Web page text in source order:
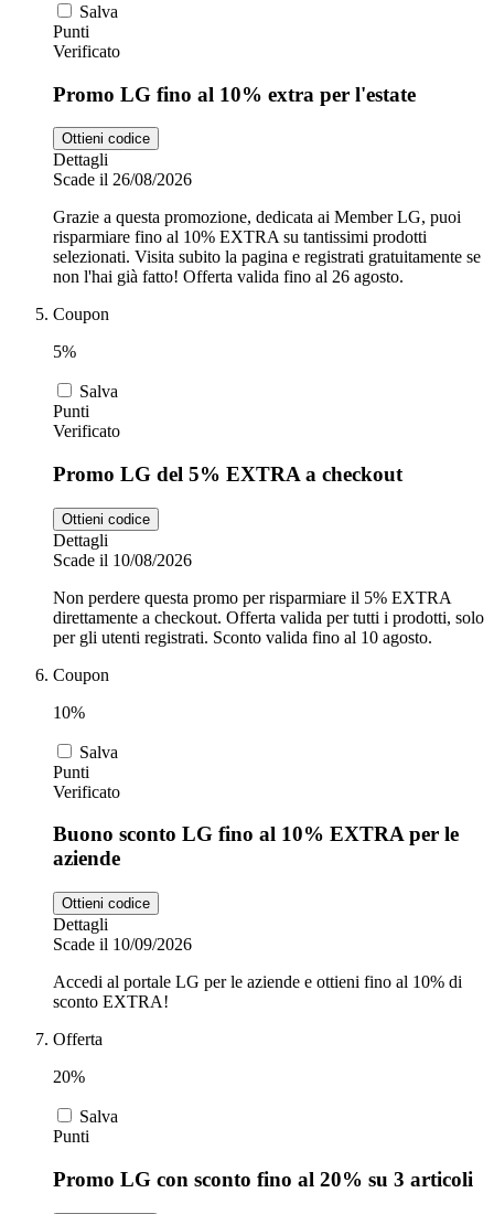
Salva
Punti
Verificato
Promo LG fino al 10% extra per l'estate
Ottieni codice
Dettagli
Scade il 26/08/2026
Grazie a questa promozione, dedicata ai Member LG, puoi
risparmiare fino al 10% EXTRA su tantissimi prodotti
selezionati. Visita subito la pagina e registrati gratuitamente se
non l'hai già fatto! Offerta valida fino al 26 agosto.
Coupon
5%
Salva
Punti
Verificato
Promo LG del 5% EXTRA a checkout
Ottieni codice
Dettagli
Scade il 10/08/2026
Non perdere questa promo per risparmiare il 5% EXTRA
direttamente a checkout. Offerta valida per tutti i prodotti, solo
per gli utenti registrati. Sconto valida fino al 10 agosto.
Coupon
10%
Salva
Punti
Verificato
Buono sconto LG fino al 10% EXTRA per le
aziende
Ottieni codice
Dettagli
Scade il 10/09/2026
Accedi al portale LG per le aziende e ottieni fino al 10% di
sconto EXTRA!
Offerta
20%
Salva
Punti
Promo LG con sconto fino al 20% su 3 articoli